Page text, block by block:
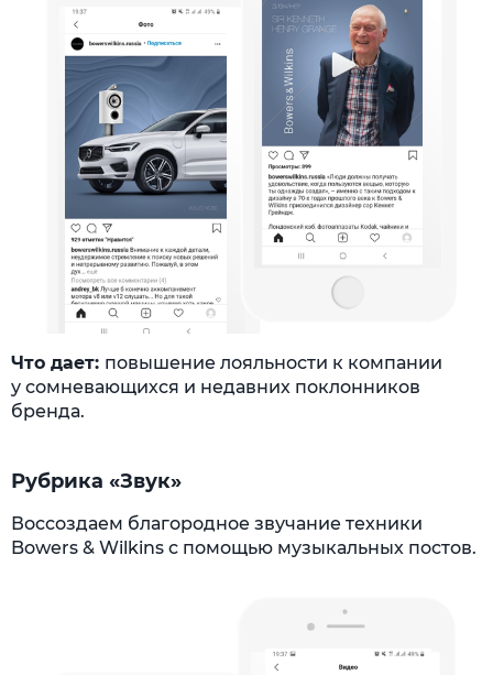
Что дает: повышение лояльности к компании
у сомневающихся и недавних поклонников
бренда.
Рубрика «Звук»
Воссоздаем благородное звучание техники
Bowers & Wilkins с помощью музыкальных постов.